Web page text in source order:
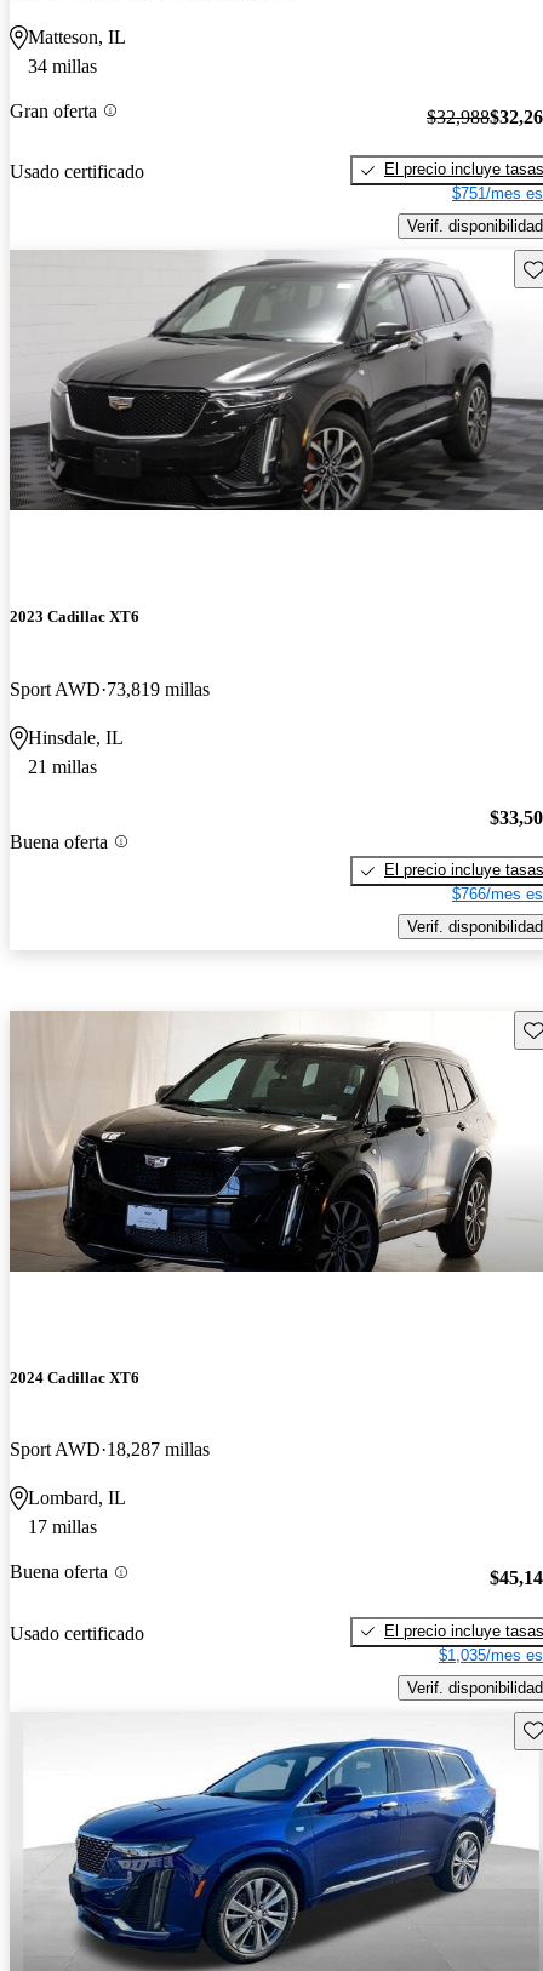
Matteson, IL
34 millas
Gran oferta
Usado certificado
$32,988
El precio incluye tasas
$751/mes
Verif. disponibilidad
2023 Cadillac XT6
Sport AWD 73,819 millas
Hinsdale, IL
21 millas
Buena oferta
El precio incluye tasas
$766/mes
Verif. disponibilidad
2024 Cadillac XT6
Sport AWD 18,287 millas
Lombard, IL
17 millas
Buena oferta
Usado certificado
El precio incluye tasas
$1,035/mes
Verif. disponibilidad